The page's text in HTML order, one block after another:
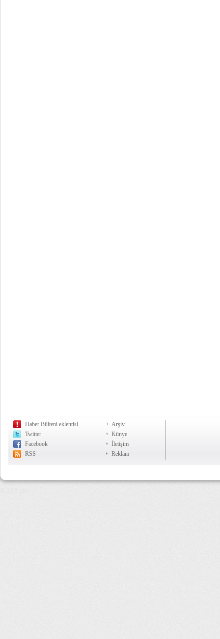
Haber Bülteni eklentisi
Twitter
Facebook
RSS
Arşiv
Künye
İletişim
Reklam